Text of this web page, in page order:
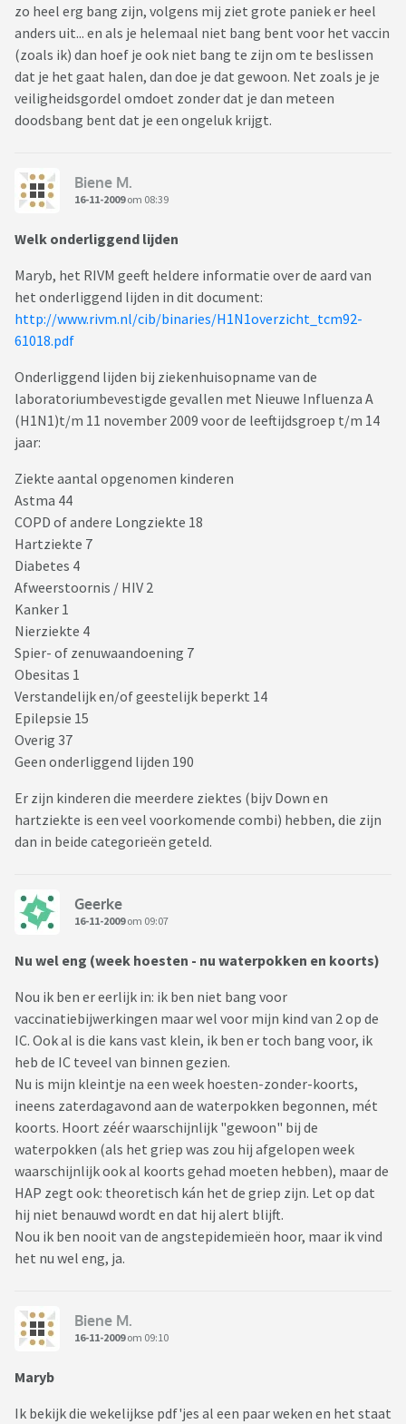
zo heel erg bang zijn, volgens mij ziet grote paniek er heel
anders uit... en als je helemaal niet bang bent voor het vaccin
(zoals ik) dan hoef je ook niet bang te zijn om te beslissen
dat je het gaat halen, dan doe je dat gewoon. Net zoals je je
veiligheidsgordel omdoet zonder dat je dan meteen
doodsbang bent dat je een ongeluk krijgt.
Biene M.
16-11-2009om 08:39
Welk onderliggend lijden
Maryb, het RIVM geeft heldere informatie over de aard van
het onderliggend lijden in dit document:
http://www.rivm.nl/cib/binaries/H1N1overzicht_tcm92-
61018.pdf
Onderliggend lijden bij ziekenhuisopname van de
laboratoriumbevestigde gevallen met Nieuwe Influenza A
(H1N1)t/m 11 november 2009 voor de leeftijdsgroep t/m 14
jaar:
Ziekte aantal opgenomen kinderen
Astma 44
COPD of andere Longziekte 18
Hartziekte 7
Diabetes 4
Afweerstoornis / HIV 2
Kanker 1
Nierziekte 4
Spier- of zenuwaandoening 7
Obesitas 1
Verstandelijk en/of geestelijk beperkt 14
Epilepsie 15
Overig 37
Geen onderliggend lijden 190
Er zijn kinderen die meerdere ziektes (bijv Down en
hartziekte is een veel voorkomende combi) hebben, die zijn
dan in beide categorieën geteld.
Geerke
16-11-2009om 09:07
Nu wel eng (week hoesten - nu waterpokken en koorts)
Nou ik ben er eerlijk in: ik ben niet bang voor
vaccinatiebijwerkingen maar wel voor mijn kind van 2 op de
IC. Ook al is die kans vast klein, ik ben er toch bang voor, ik
heb de IC teveel van binnen gezien.
Nu is mijn kleintje na een week hoesten-zonder-koorts,
ineens zaterdagavond aan de waterpokken begonnen, mét
koorts. Hoort zéér waarschijnlijk "gewoon" bij de
waterpokken (als het griep was zou hij afgelopen week
waarschijnlijk ook al koorts gehad moeten hebben), maar de
HAP zegt ook: theoretisch kán het de griep zijn. Let op dat
hij niet benauwd wordt en dat hij alert blijft.
Nou ik ben nooit van de angstepidemieën hoor, maar ik vind
het nu wel eng, ja.
Biene M.
16-11-2009om 09:10
Maryb
Ik bekijk die wekelijkse pdf'jes al een paar weken en het staat